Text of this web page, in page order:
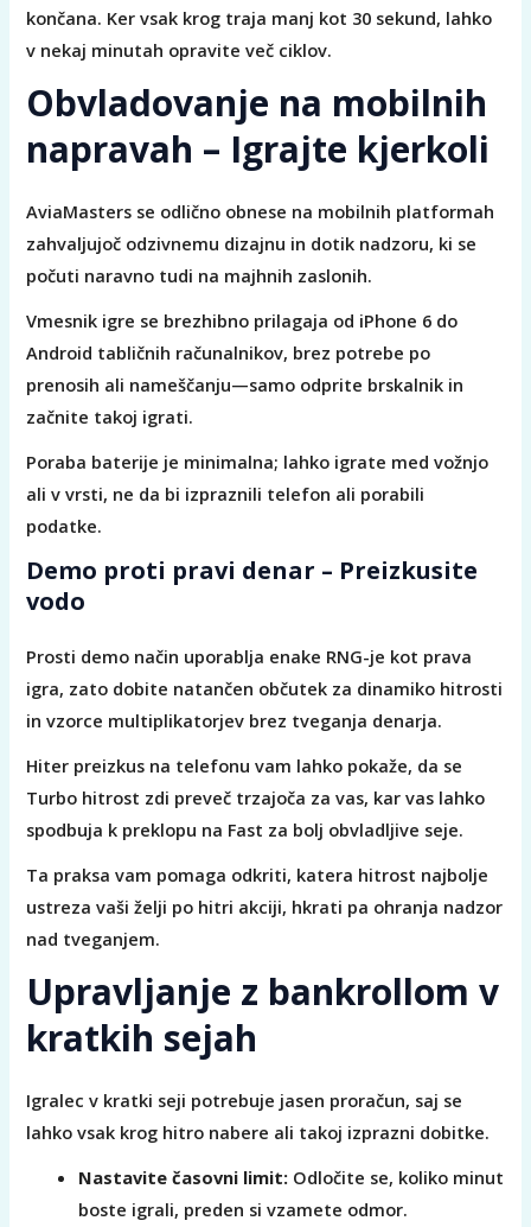
končana. Ker vsak krog traja manj kot 30 sekund, lahko
v nekaj minutah opravite več ciklov.
Obvladovanje na mobilnih
napravah – Igrajte kjerkoli
AviaMasters se odlično obnese na mobilnih platformah
zahvaljujoč odzivnemu dizajnu in dotik nadzoru, ki se
počuti naravno tudi na majhnih zaslonih.
Vmesnik igre se brezhibno prilagaja od iPhone 6 do
Android tabličnih računalnikov, brez potrebe po
prenosih ali nameščanju—samo odprite brskalnik in
začnite takoj igrati.
Poraba baterije je minimalna; lahko igrate med vožnjo
ali v vrsti, ne da bi izpraznili telefon ali porabili
podatke.
Demo proti pravi denar – Preizkusite
vodo
Prosti demo način uporablja enake RNG-je kot prava
igra, zato dobite natančen občutek za dinamiko hitrosti
in vzorce multiplikatorjev brez tveganja denarja.
Hiter preizkus na telefonu vam lahko pokaže, da se
Turbo hitrost zdi preveč trzajoča za vas, kar vas lahko
spodbuja k preklopu na Fast za bolj obvladljive seje.
Ta praksa vam pomaga odkriti, katera hitrost najbolje
ustreza vaši želji po hitri akciji, hkrati pa ohranja nadzor
nad tveganjem.
Upravljanje z bankrollom v
kratkih sejah
Igralec v kratki seji potrebuje jasen proračun, saj se
lahko vsak krog hitro nabere ali takoj izprazni dobitke.
Nastavite časovni limit: Odločite se, koliko minut
boste igrali, preden si vzamete odmor.